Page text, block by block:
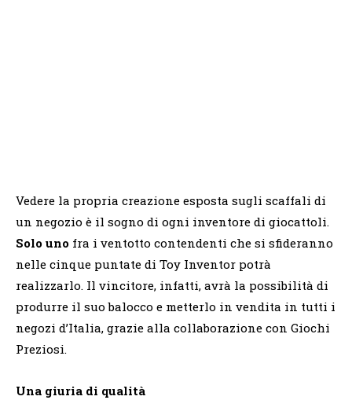
Vedere la propria creazione esposta sugli scaffali di
un negozio è il sogno di ogni inventore di giocattoli.
Solo uno fra i ventotto contendenti che si sfideranno
nelle cinque puntate di Toy Inventor potrà
realizzarlo. Il vincitore, infatti, avrà la possibilità di
produrre il suo balocco e metterlo in vendita in tutti i
negozi d’Italia, grazie alla collaborazione con Giochi
Preziosi.
Una giuria di qualità